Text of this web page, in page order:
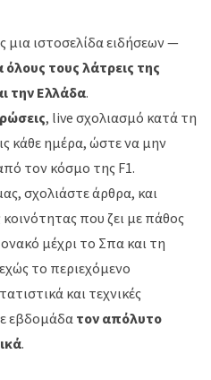
μια ιστοσελίδα ειδήσεων —
τους λάτρεις της
την Ελλάδα.
, live σχολιασμό κατά τη
κάθε ημέρα, ώστε να μην
τον κόσμο της F1.
σχολιάστε άρθρα, και
κοινότητας που ζει με πάθος
μέχρι το Σπα και τη
το περιεχόμενο
και τεχνικές
εβδομάδα τον απόλυτο
.